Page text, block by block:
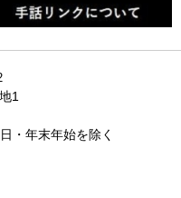
1
・年末年始を除く